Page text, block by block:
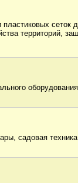
пластиковых
территорий,
садовая